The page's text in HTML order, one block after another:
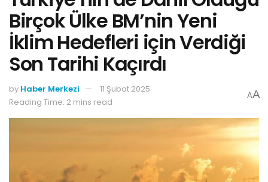
Birçok Ülke BM’nin Yeni
İklim Hedefleri için Verdiği
Son Tarihi Kaçırdı
by Haber Merkezi
11 Şubat 2025
Reading Time: 2 mins read
AA